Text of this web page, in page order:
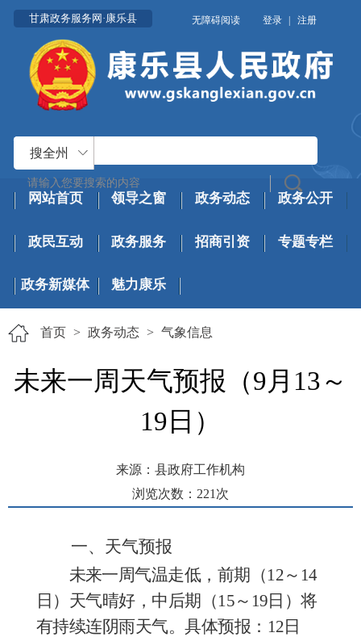
甘肃政务服务网·康乐县 无障碍阅读 登录 | 注册
搜全州
网站首页 领导之窗 政务动态 政务公开
政民互动 政务服务 招商引资 专题专栏
政务新媒体 魅力康乐
首页 > 政务动态 > 气象信息
未来一周天气预报（9月13～
19日）
来源：县政府工作机构
浏览次数： 221 次
一、天气预报
未来一周气温走低，前期（12～14
日）天气晴好，中后期（15～19日）将
有持续连阴雨天气。具体预报：12日